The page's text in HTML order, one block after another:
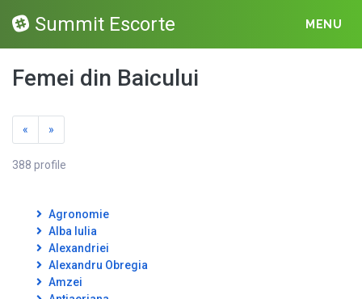
Summit Escorte MENU
Femei din Baicului
« »
388 profile
Agronomie
Alba Iulia
Alexandriei
Alexandru Obregia
Amzei